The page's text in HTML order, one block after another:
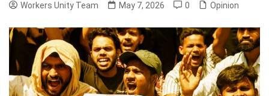
Workers Unity Team May 7, 2026 0 Opinion